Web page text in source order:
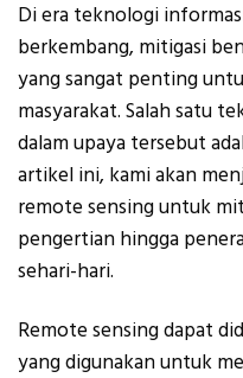
Di era teknologi
berkembang, mitigasi
yang sangat penting
masyarakat. Salah satu
dalam upaya tersebut
artikel ini, kami akan
remote sensing untuk
pengertian hingga
sehari-hari.
Remote sensing dapat
yang digunakan untuk